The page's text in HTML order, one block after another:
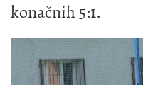
konačnih 5:1.